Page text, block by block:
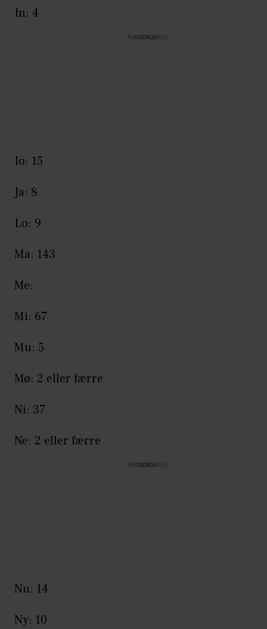
In: 4
Annonce
Io: 15
Ja: 8
Lo: 9
Ma: 143
Me:
Mi: 67
Mu: 5
Mø: 2 eller færre
Ni: 37
Ne: 2 eller færre
Annonce
Nu: 14
Ny: 10